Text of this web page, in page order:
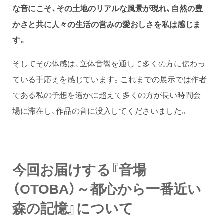
な音にこそ、その土地のリアルな風景が現れ、自然の豊
かさと共に人々の生活の営みの愛おしさを私は感じま
す。
そしてその体感は、立体音響を通して多くの方に伝わっ
ている手応えを感じています。これまでの展示では作者
である私の予想を遥かに超えて多くの方が長い時間会
場に滞在し、作品の音に没入してくださいました。
今回お届けする『音場
（OTOBA）～都心から一番近い
森の記憶』について